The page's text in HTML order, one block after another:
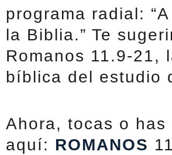
programa radial:
la Biblia.” Te
Romanos 11.9-21,
bíblica del estudio
Ahora, tocas o has
aquí: ROMANOS